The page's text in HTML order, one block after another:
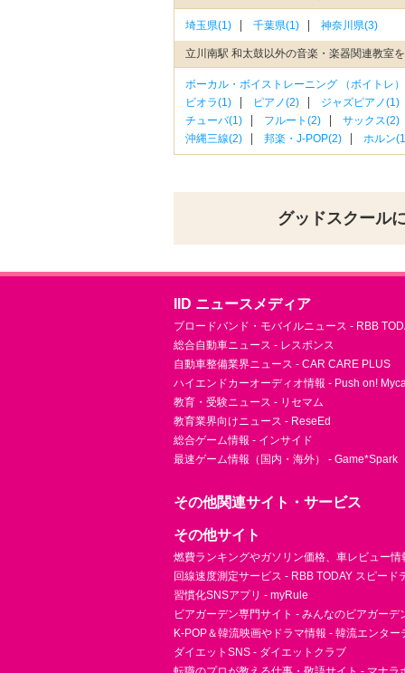
埼玉県(1) 千葉県(1) 神奈川県(3)
立川南駅 和太鼓以外の音楽・楽器関連教室
ボーカル・ボイストレーニング （ボイトレ
ビオラ(1)
ピアノ(2) ジャズピアノ(1)
チューバ(1)
フルート(2) サックス(2)
沖縄三線(2)
邦楽・J-POP(2) ホルン
グッドスクール
IID ニュースメディア
ブロードバンド・モバイルニュース - RBB
総合自動車ニュース - レスポンス
自動車整備業界ニュース - CAR CARE PLUS
ハイエンドカーオーディオ情報 - Push on!
教育・受験ニュース - リセマム
教育業界向けニュース - ReseEd
総合ゲーム情報 - インサイド
最速ゲーム情報（国内・海外） - Game*Spark
その他関連サイト・サービス
その他サイト
燃費ランキングやガソリン価格、車レビュー情
回線速度測定サービス - RBB TODAY スピード
習慣化SNSアプリ - myRule
ビアガーデン専門サイト - みんなのビアガーデ
K-POP＆韓流映画やドラマ情報 - 韓流エンター
ダイエットSNS - ダイエットクラブ